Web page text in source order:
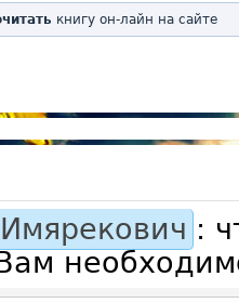
книгу он-лайн на сайте
: